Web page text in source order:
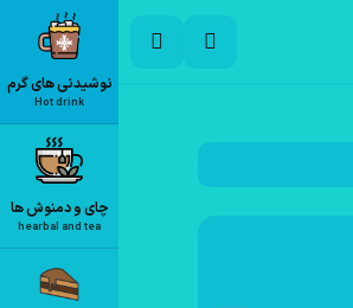
نوشیدنی های گرم
Hot drink
چای و دمنوش ها
hearbal and tea